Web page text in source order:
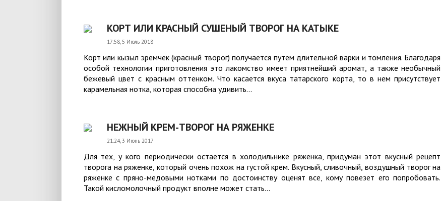
КОРТ ИЛИ КРАСНЫЙ СУШЕНЫЙ ТВОРОГ НА КАТЫКЕ
17:58, 5 Июль 2018
Корт или кызыл эремчек (красный творог) получается путем длительной варки и томления. Благодаря
особой технологии приготовления это лакомство имеет приятнейший аромат, а также необычный
бежевый цвет с красным оттенком. Что касается вкуса татарского корта, то в нем присутствует
карамельная нотка, которая способна удивить...
НЕЖНЫЙ КРЕМ-ТВОРОГ НА РЯЖЕНКЕ
21:24, 3 Июнь 2017
Для тех, у кого периодически остается в холодильнике ряженка, придуман этот вкусный рецепт
творога на ряженке, который очень похож на густой крем. Вкусный, сливочный, воздушный творог на
ряженке с пряно-медовыми нотками по достоинству оценят все, кому повезет его попробовать.
Такой кисломолочный продукт вполне может стать...